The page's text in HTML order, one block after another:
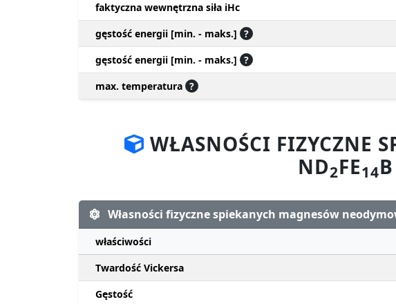
faktyczna wewnętrzna siła iHc
gęstość energii [min. - maks.] ?
gęstość energii [min. - maks.] ?
max. temperatura ?
WŁASNOŚCI FIZYCZNE
ND2FE14
Własności fizyczne spiekanych magnesów
właściwości
Twardość Vickersa
Gęstość